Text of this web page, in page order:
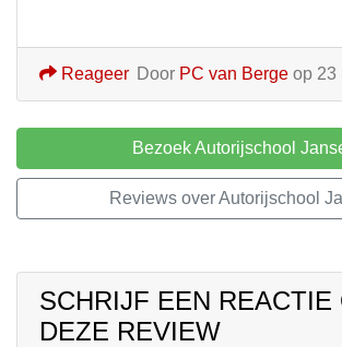
Door PC van Berge op 23
Reageer
Bezoek Autorijschool
Reviews over Autorijschool
SCHRIJF EEN REACTIE
DEZE REVIEW